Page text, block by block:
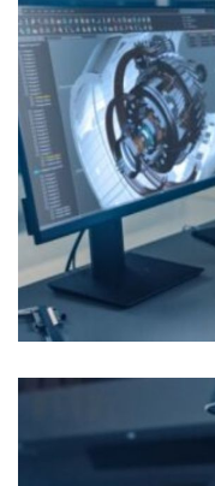
Ingénieur
(PSE)
OFFRES D'EMPLOI